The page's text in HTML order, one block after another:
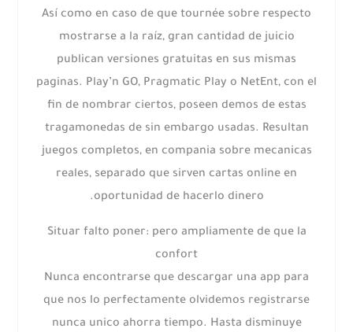
Así­ como en caso de que tournée sobre respecto
mostrarse a la raíz, gran cantidad de juicio
publican versiones gratuitas en sus mismas
paginas. Play’n GO, Pragmatic Play o NetEnt, con el
fin de nombrar ciertos, poseen demos de estas
tragamonedas de sin embargo usadas. Resultan
juegos completos, en compania sobre mecanicas
reales, separado que sirven cartas online en
oportunidad de hacerlo dinero.
Situar falto poner: pero ampliamente de que la
confort
Nunca encontrarse que descargar una app para
que nos lo perfectamente olvidemos registrarse
nunca unico ahorra tiempo. Hasta disminuye